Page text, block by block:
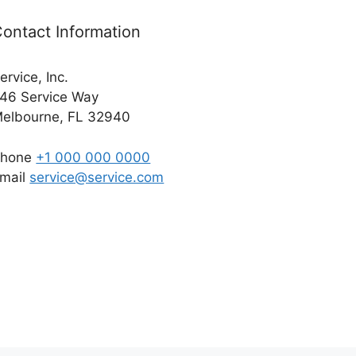
Information
Inc.
Service Way
FL 32940
+1 000 000 0000
service@service.com